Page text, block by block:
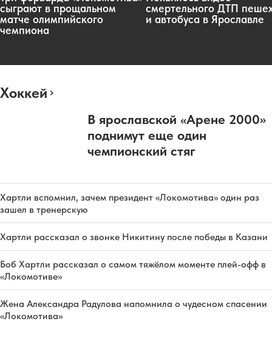
сыграют в прощальном
матче олимпийского
чемпиона
смертельного ДТП
и автобуса в Ярославле
Хоккей
В ярославской «Арене 2000»
поднимут еще один
чемпионский стяг
Хартли вспомнил, зачем президент «Локомотива» один раз
зашел в тренерскую
Хартли рассказал о звонке Никитину после победы в Казани
Боб Хартли рассказал о самом тяжёлом моменте плей-офф в
«Локомотиве»
Жена Александра Радулова напомнила о чудесном спасении
«Локомотива»